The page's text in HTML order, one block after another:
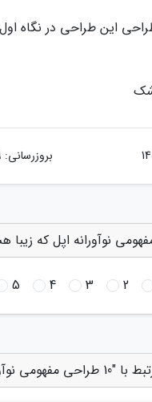
این طراحی در نگاه
بروزرسانی: 9
2
3
4
5
شاید نتوان آنها را فعلا ساخت!"